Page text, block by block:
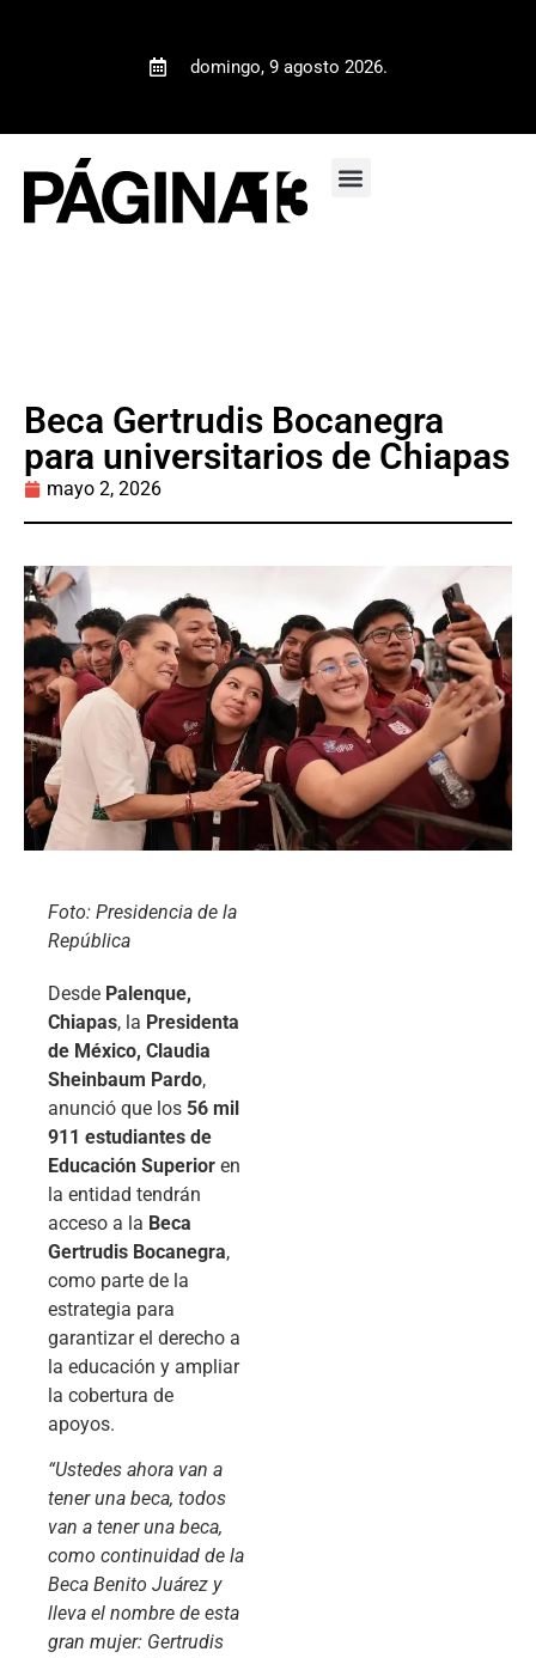
domingo, 9 agosto 2026.
Beca Gertrudis Bocanegra
para universitarios de Chiapas
mayo 2, 2026
Foto: Presidencia de la
República
Desde Palenque,
Chiapas, la Presidenta
de México, Claudia
Sheinbaum Pardo,
anunció que los 56 mil
911 estudiantes de
Educación Superior en
la entidad tendrán
acceso a la Beca
Gertrudis Bocanegra,
como parte de la
estrategia para
garantizar el derecho a
la educación y ampliar
la cobertura de
apoyos.
“Ustedes ahora van a
tener una beca, todos
van a tener una beca,
como continuidad de la
Beca Benito Juárez y
lleva el nombre de esta
gran mujer: Gertrudis